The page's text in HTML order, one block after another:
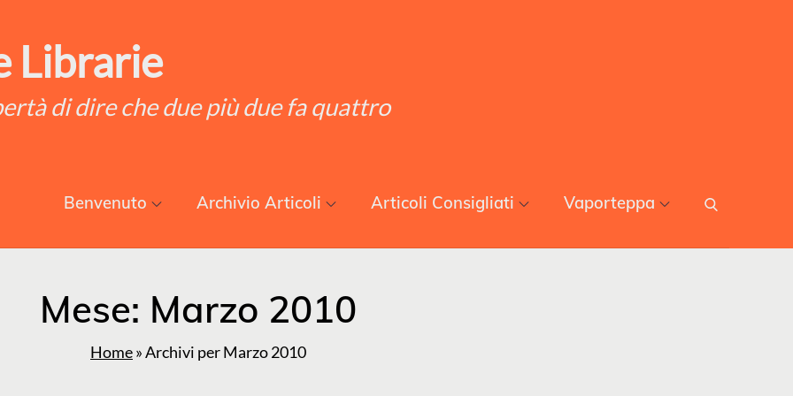
Librarie
di dire che due più due fa quattro
Benvenuto Archivio Articoli Articoli Consigliati Vaporteppa
Mese: Marzo 2010
Home»Archivi per Marzo 2010